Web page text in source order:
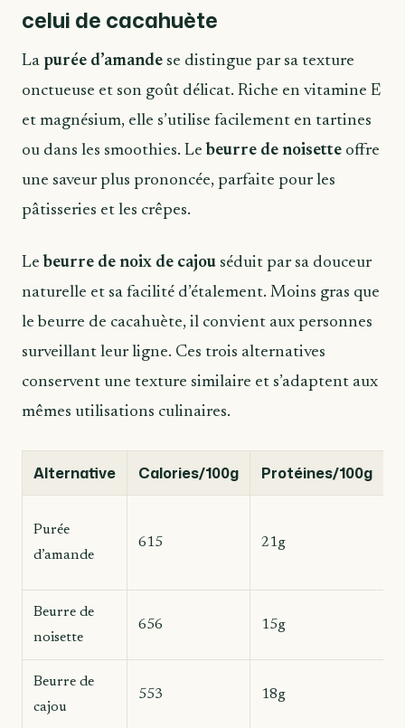
celui de cacahuète
La purée d’amande se distingue par sa texture
onctueuse et son goût délicat. Riche en vitamine E
et magnésium, elle s’utilise facilement en tartines
ou dans les smoothies. Le beurre de noisette offre
une saveur plus prononcée, parfaite pour les
pâtisseries et les crêpes.
Le beurre de noix de cajou séduit par sa douceur
naturelle et sa facilité d’étalement. Moins gras que
le beurre de cacahuète, il convient aux personnes
surveillant leur ligne. Ces trois alternatives
conservent une texture similaire et s’adaptent aux
mêmes utilisations culinaires.
Alternative Calories/100g Protéines/100g
Purée
d’amande
615 21g
Beurre de
noisette
656 15g
Beurre de
cajou
553 18g